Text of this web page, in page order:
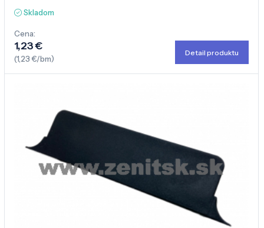
Skladom
Cena:
1,23 €
(1,23 €/bm)
Detail produktu